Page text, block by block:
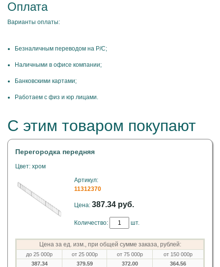
Оплата
Варианты оплаты:
Безналичным переводом на Р/С;
Наличными в офисе компании;
Банковскими картами;
Работаем с физ и юр лицами.
С этим товаром покупают
Перегородка передняя
Цвет: хром
Артикул:
11312370
Цена: 387.34 руб.
Количество: шт.
Цена за ед. изм., при общей сумме заказа, рублей:
до 25 000р от 25 000р от 75 000р
от 150 000р
387.34
379.59 372.00 364.56